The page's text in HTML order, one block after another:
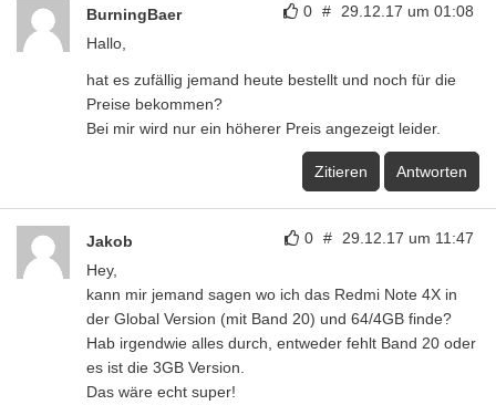
0 # 29.12.17 um 01:08
BurningBaer
Hallo,
hat es zufällig jemand heute bestellt und noch für die
Preise bekommen?
Bei mir wird nur ein höherer Preis angezeigt leider.
Zitieren Antworten
0 # 29.12.17 um 11:47
Jakob
Hey,
kann mir jemand sagen wo ich das Redmi Note 4X in
der Global Version (mit Band 20) und 64/4GB finde?
Hab irgendwie alles durch, entweder fehlt Band 20 oder
es ist die 3GB Version.
Das wäre echt super!